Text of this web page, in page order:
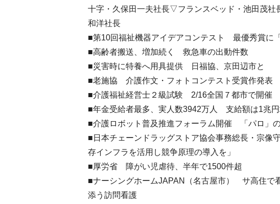
十字・久保田一夫社長▽フランスベッド・池田茂
和洋社長
■第10回福祉機器アイデアコンテスト 最優秀賞に
■高齢者搬送、増加続く 救急車の出動件数
■災害時に特養へ用具提供 日福協、京田辺市と
■老施協 介護作文・フォトコンテスト受賞作発表
■介護福祉経営士２級試験 2/16全国７都市で開催
■年金受給者最多、実人数3942万人 支給額は1兆
■介護ロボット普及推進フォーラム開催 「パロ」
■日本チェーンドラッグストア協会事務総長・宗
存インフラを活用し競争原理の導入を」
■厚労省 障がい児虐待、半年で1500件超
■ナーシングホームJAPAN（名古屋市） サ高住で
添う訪問看護